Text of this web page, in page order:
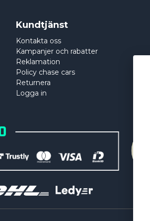
Kundtjänst
Kontakta oss
Kampanjer och rabatter
Reklamation
Policy chase cars
Returnera
Logga in